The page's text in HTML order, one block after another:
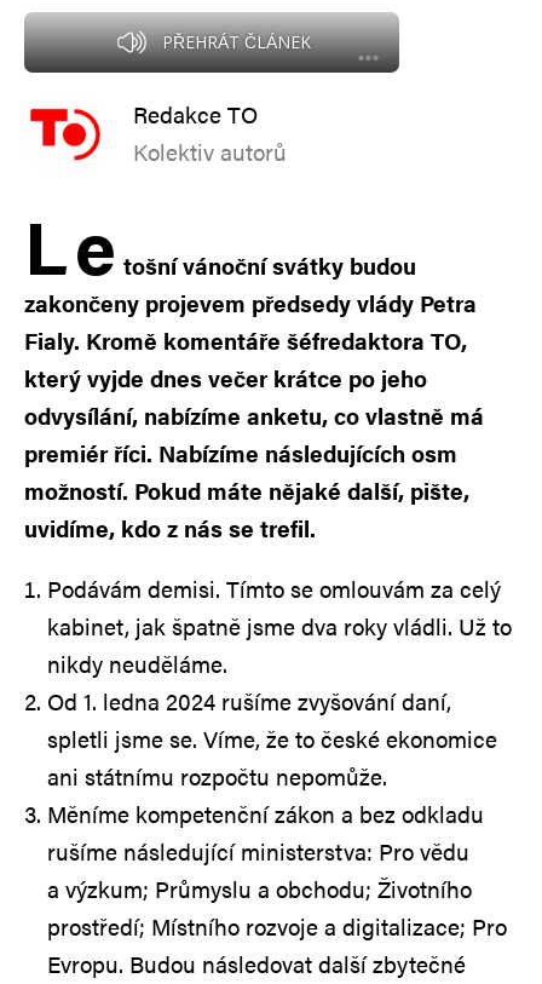
PŘEHRÁT ČLÁNEK
Redakce TO
Kolektiv autorů
Le tošní vánoční svátky budou
zakončeny projevem předsedy vlády Petra
Fialy. Kromě komentáře šéfredaktora TO,
který vyjde dnes večer krátce po jeho
odvysílání, nabízíme anketu, co vlastně má
premiér říci. Nabízíme následujících osm
možností. Pokud máte nějaké další, pište,
uvidíme, kdo z nás se trefil.
Podávám demisi. Tímto se omlouvám za celý
kabinet, jak špatně jsme dva roky vládli. Už to
nikdy neuděláme.
Od 1. ledna 2024 rušíme zvyšování daní,
spletli jsme se. Víme, že to české ekonomice
ani státnímu rozpočtu nepomůže.
Měníme kompetenční zákon a bez odkladu
rušíme následující ministerstva: Pro vědu
a výzkum; Průmyslu a obchodu; Životního
prostředí; Místního rozvoje a digitalizace; Pro
Evropu. Budou následovat další zbytečné